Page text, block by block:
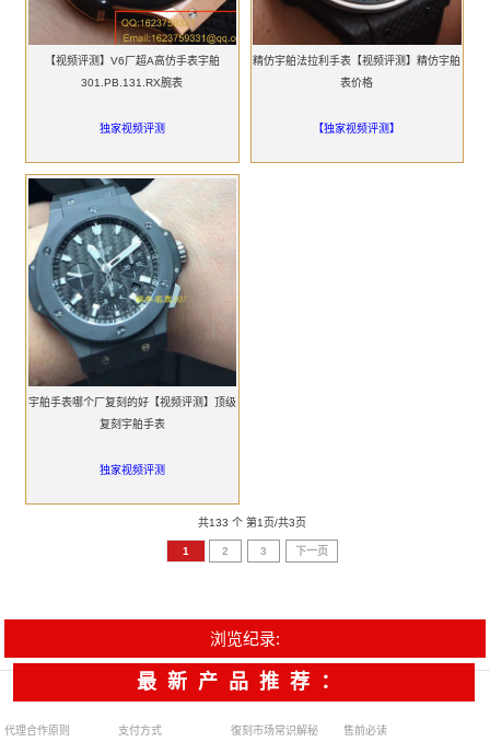
【视频评测】V6厂超A高仿手表宇舶
301.PB.131.RX腕表
独家视频评测
精仿宇舶法拉利手表【视频评测】精仿宇舶
表价格
【独家视频评测】
宇舶手表哪个厂复刻的好【视频评测】顶级
复刻宇舶手表
独家视频评测
共133 个 第1页/共3页
1 2 3 下一页
浏览纪录:
最新产品推荐：
代理合作原则 支付方式 復刻市场常识解秘 售前必读